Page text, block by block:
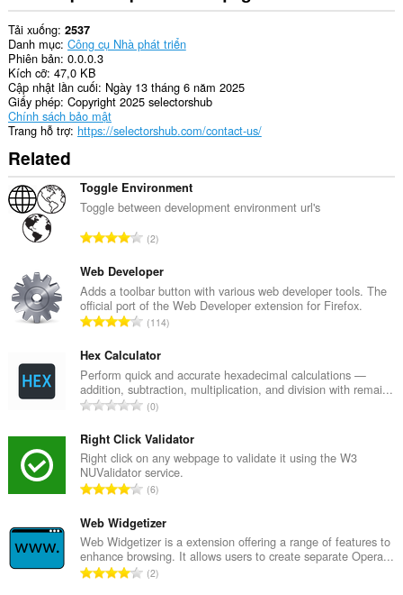
Tải xuống 2537
Danh mục Công cụ Nhà phát triển
Phiên bản 0.0.0.3
Kích cỡ 47,0 KB
Cập nhật lần cuối Ngày 13 tháng 6 năm 2025
Giấy phép Copyright 2025 selectorshub
Chính sách bảo mật
Trang hỗ trợ https://selectorshub.com/contact-us/
Related
Toggle Environment
Toggle between development environment url's
T
n
g
s
ố
ế
p
h
ạ
n
g
:
2
Web Developer
Adds a toolbar button with various web developer tools. The
official port of the Web Developer extension for Firefox.
T
n
g
s
ố
ế
p
h
ạ
n
g
:
114
Hex Calculator
Perform quick and accurate hexadecimal calculations —
addition, subtraction, multiplication, and division with remai...
T
n
g
s
ố
ế
p
h
ạ
0
Right Click Validator
Right click on any webpage to validate it using the W3
NUValidator service.
T
n
g
s
ố
6
Web Widgetizer
Web Widgetizer is a extension offering a range of features to
enhance browsing. It allows users to create separate Opera...
T2